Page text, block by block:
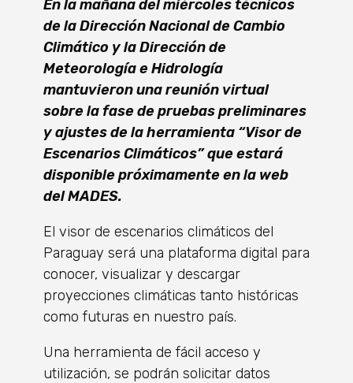
En la mañana del miércoles técnicos
de la Dirección Nacional de Cambio
Climático y la Dirección de
Meteorología e Hidrología
mantuvieron una reunión virtual
sobre la fase de pruebas preliminares
y ajustes de la herramienta “Visor de
Escenarios Climáticos” que estará
disponible próximamente en la web
del MADES.
El visor de escenarios climáticos del
Paraguay será una plataforma digital para
conocer, visualizar y descargar
proyecciones climáticas tanto históricas
como futuras en nuestro país.
Una herramienta de fácil acceso y
utilización, se podrán solicitar datos